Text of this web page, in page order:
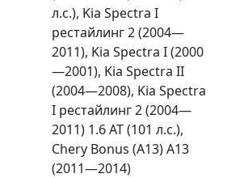
л.с.), Kia Spectra I
рестайлинг 2 (2004—
2011), Kia Spectra I (2000
—2001), Kia Spectra II
(2004—2008), Kia Spectra
I рестайлинг 2 (2004—
2011) 1.6 AT (101 л.с.),
Chery Bonus (A13) A13
(2011—2014)